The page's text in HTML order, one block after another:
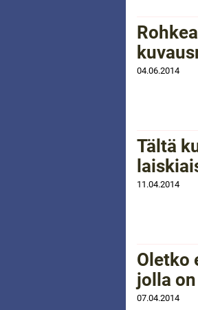
04.06.2014
Tältä
11.04.2014
Oletko
jolla
07.04.2014